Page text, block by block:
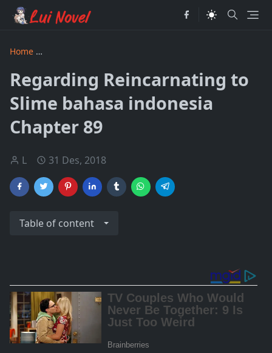
Home
Regarding Reincarnating to
Slime bahasa indonesia
Chapter 89
L 31 Des, 2018
Table of content